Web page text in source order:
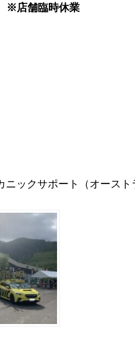
※店舗臨時休業
ックサポート（オースト